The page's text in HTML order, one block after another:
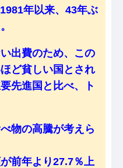
年以来、43年ぶ
出費のため、この
ど貧しい国とされ
先進国と比べ、ト
物の高騰が考えら
前年より27.7％上